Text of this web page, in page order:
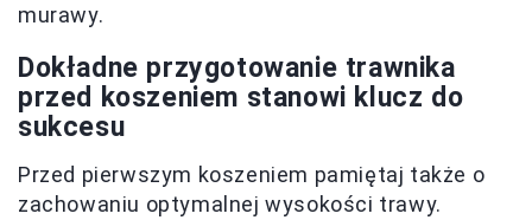
murawy.
Dokładne przygotowanie trawnika
przed koszeniem stanowi klucz do
sukcesu
Przed pierwszym koszeniem pamiętaj także o
zachowaniu optymalnej wysokości trawy.